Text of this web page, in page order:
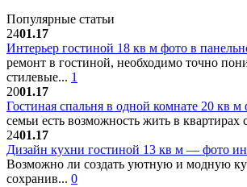
Популярные статьи
2401.17
Интерьер гостиной 18 кв м фото в
ремонт в гостиной, необходимо точно
стилевые... 1
2001.17
Гостиная спальня в одной комнате 20 кв м
семьи есть возможность жить в квартирах
2401.17
Дизайн кухни гостиной 13 кв м — фото
Возможно ли создать уютную и модную
сохранив... 0